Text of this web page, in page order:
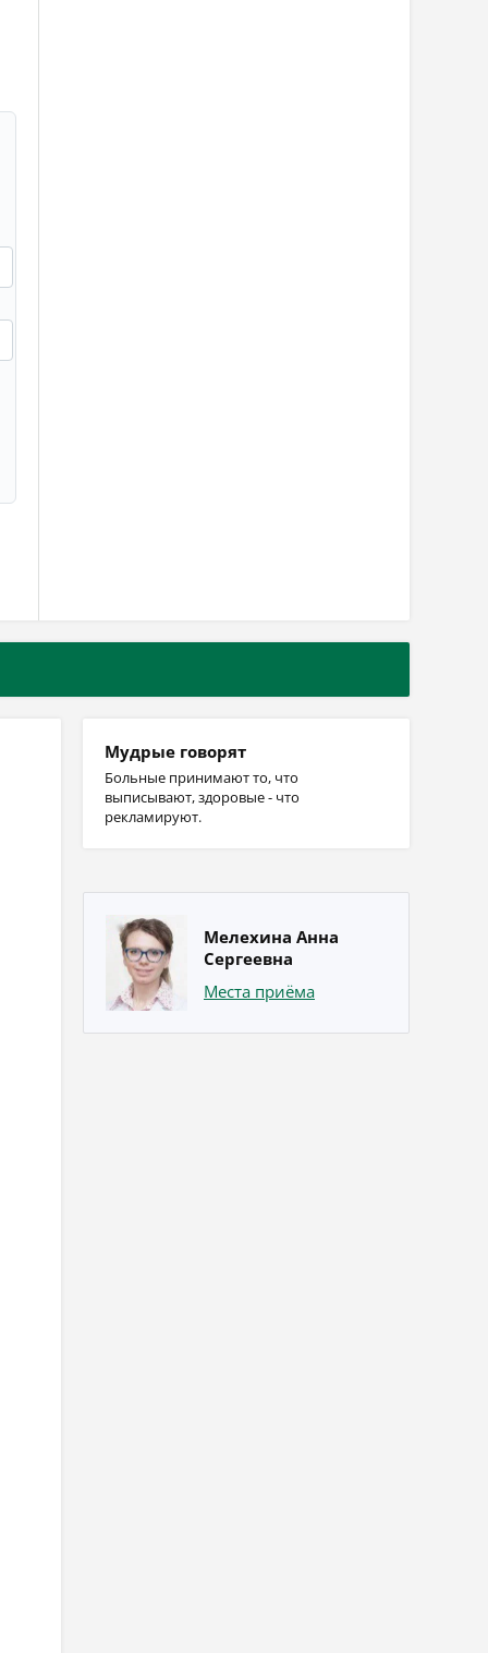
Мудрые говорят
Больные принимают то, что
выписывают, здоровые - что
рекламируют.
Мелехина Анна
Сергеевна
Места приёма